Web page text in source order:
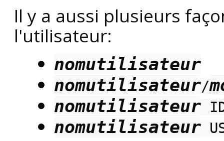
Il y a aussi plusieurs
l'utilisateur:
nomutilisateur
nomutilisateur/
nomutilisateur
nomutilisateur